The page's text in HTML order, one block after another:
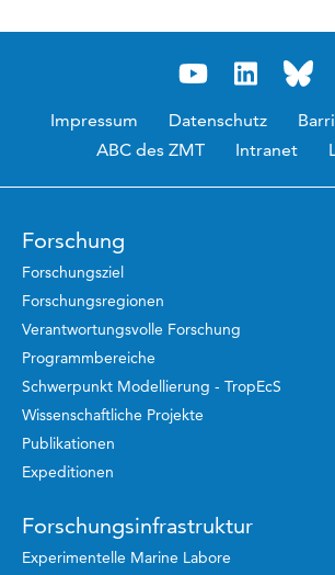
Impressum Datenschutz
ABC des ZMT
Intranet
Forschung
Forschungsziel
Forschungsregionen
Verantwortungsvolle Forschung
Programmbereiche
Schwerpunkt Modellierung - TropEcS
Wissenschaftliche Projekte
Publikationen
Expeditionen
Forschungsinfrastruktur
Experimentelle Marine Labore